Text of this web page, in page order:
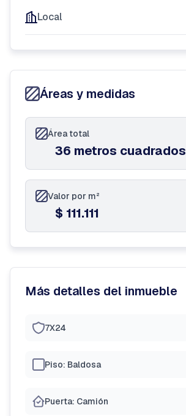
Local
Áreas y medidas
Área total
36 metros cuadrados
Valor por m²
$ 111.111
Más detalles del inmueble
7X24
Piso: Baldosa
Puerta: Camión